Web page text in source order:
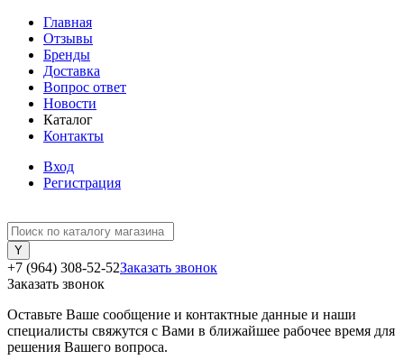
Главная
Отзывы
Бренды
Доставка
Вопрос ответ
Новости
Каталог
Контакты
Вход
Регистрация
+7 (964) 308-52-52Заказать звонок
Заказать звонок
Оставьте Ваше сообщение и контактные данные и наши
специалисты свяжутся с Вами в ближайшее рабочее время для
решения Вашего вопроса.